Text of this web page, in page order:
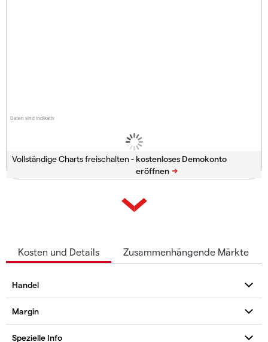
Daten sind indikativ
Vollständige Charts freischalten -
Kosten und Details Zusammenhängende Märkte